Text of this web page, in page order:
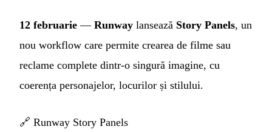
12 februarie — Runway lansează Story Panels, un
nou workflow care permite crearea de filme sau
reclame complete dintr-o singură imagine, cu
coerența personajelor, locurilor și stilului.
🔗 Runway Story Panels